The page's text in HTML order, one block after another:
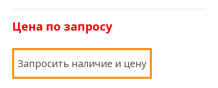
Цена по запросу
Запросить наличие и цену